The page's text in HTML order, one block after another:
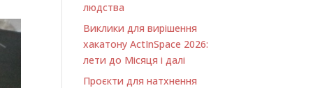
людства
Виклики для вирішення
хакатону ActInSpace 2026:
лети до Місяця і далі
Проєкти для натхнення